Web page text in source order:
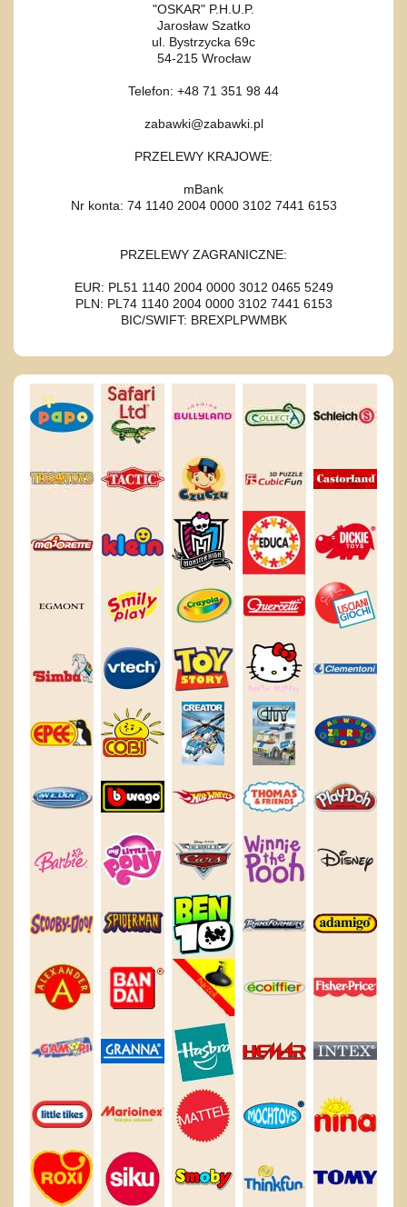
"OSKAR" P.H.U.P.
Jarosław Szatko
ul. Bystrzycka 69c
54-215 Wrocław
Telefon: +48 71 351 98 44
zabawki@zabawki.pl
PRZELEWY KRAJOWE:
mBank
Nr konta: 74 1140 2004 0000 3102 7441 6153
PRZELEWY ZAGRANICZNE:
EUR: PL51 1140 2004 0000 3012 0465 5249
PLN: PL74 1140 2004 0000 3102 7441 6153
BIC/SWIFT: BREXPLPWMBK